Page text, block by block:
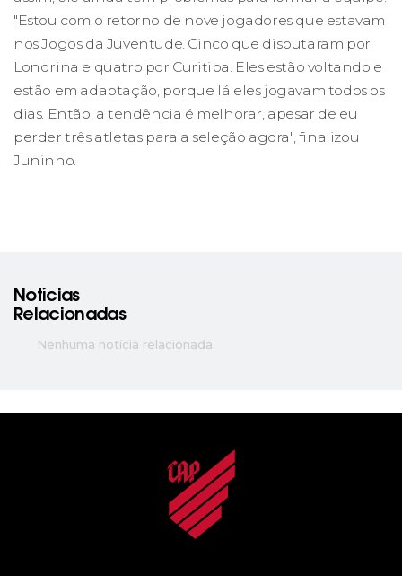
"Estou com o retorno de nove jogadores que estavam
nos Jogos da Juventude. Cinco que disputaram por
Londrina e quatro por Curitiba. Eles estão voltando e
estão em adaptação, porque lá eles jogavam todos os
dias. Então, a tendência é melhorar, apesar de eu
perder três atletas para a seleção agora", finalizou
Juninho.
Notícias
Relacionadas
Nenhuma notícia relacionada